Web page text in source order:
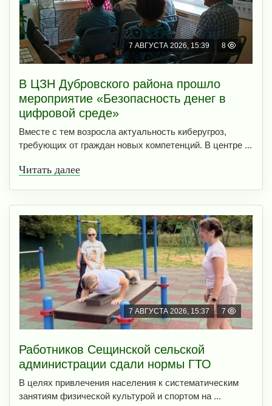
7 АВГУСТА 2026, 15:39 8
В ЦЗН Дубровского района прошло
мероприятие «Безопасность денег в
цифровой среде»
Вместе с тем возросла актуальность киберугроз,
требующих от граждан новых компетенций. В центре ...
Читать далее
7 АВГУСТА 2026, 15:37 7
Работников Сещинской сельской
администрации сдали нормы ГТО
В целях привлечения населения к систематическим
занятиям физической культурой и спортом на ...